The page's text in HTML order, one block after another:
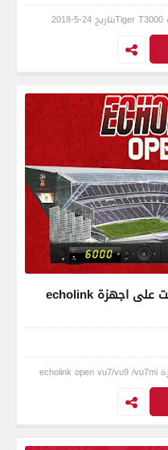
قنبلة الموسم beoutq بدون انترنت على اجهزة echolink